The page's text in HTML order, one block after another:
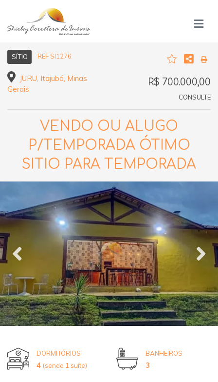
SÍTIO REF SI1276
JURU, Itajubá, Minas
Gerais
R$ 700.000,00
CONSULTE
VENDO OU ALUGO
P/TEMPORADA ÓTIMO
SITIO PARA TEMPORADA
DORMITÓRIOS
4 (sendo 1 suíte)
BANHEIROS
3